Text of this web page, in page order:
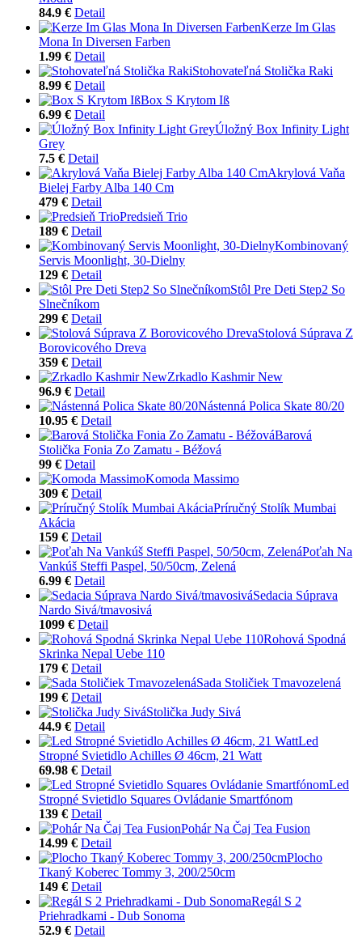
84.9 € Detail
Kerze Im Glas
Mona In Diversen Farben
1.99 € Detail
Stohovateľná Stolička Raki
8.99 € Detail
Box S Krytom Iß
6.99 € Detail
Úložný Box Infinity Light
Grey
7.5 € Detail
Akrylová Vaňa
Bielej Farby Alba 140 Cm
479 € Detail
Predsieň Trio
189 € Detail
Kombinovaný
Servis Moonlight, 30-Dielny
129 € Detail
Stôl Pre Deti Step2 So
Slnečníkom
299 € Detail
Stolová Súprava Z
Borovicového Dreva
359 € Detail
Zrkadlo Kashmir New
96.9 € Detail
Nástenná Polica Skate 80/20
10.95 € Detail
Barová
Stolička Fonia Zo Zamatu - Béžová
99 € Detail
Komoda Massimo
309 € Detail
Príručný Stolík Mumbai
Akácia
159 € Detail
Poťah Na
Vankúš Steffi Paspel, 50/50cm, Zelená
6.99 € Detail
Sedacia Súprava
Nardo Sivá/tmavosivá
1099 € Detail
Rohová Spodná
Skrinka Nepal Uebe 110
179 € Detail
Sada Stoličiek Tmavozelená
199 € Detail
Stolička Judy Sivá
44.9 € Detail
Led
Stropné Svietidlo Achilles Ø 46cm, 21 Watt
69.98 € Detail
Led
Stropné Svietidlo Squares Ovládanie Smartfónom
139 € Detail
Pohár Na Čaj Tea Fusion
14.99 € Detail
Plocho
Tkaný Koberec Tommy 3, 200/250cm
149 € Detail
Regál S 2
Priehradkami - Dub Sonoma
52.9 € Detail